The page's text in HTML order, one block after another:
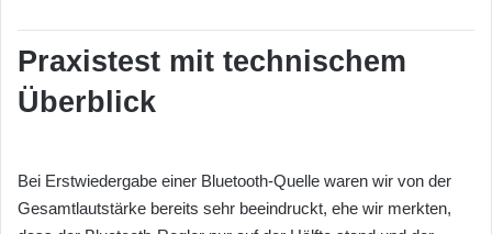
Praxistest mit technischem
Überblick
Bei Erstwiedergabe einer Bluetooth-Quelle waren wir von der
Gesamtlautstärke bereits sehr beeindruckt, ehe wir merkten,